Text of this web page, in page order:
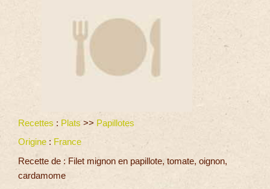
Recettes : Plats >> Papillotes
Origine : France
Recette de : Filet mignon en papillote, tomate, oignon,
cardamome